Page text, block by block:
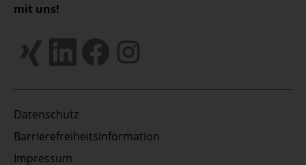
Datenschutz
Barrierefreiheitsinformation
Impressum
mit uns!